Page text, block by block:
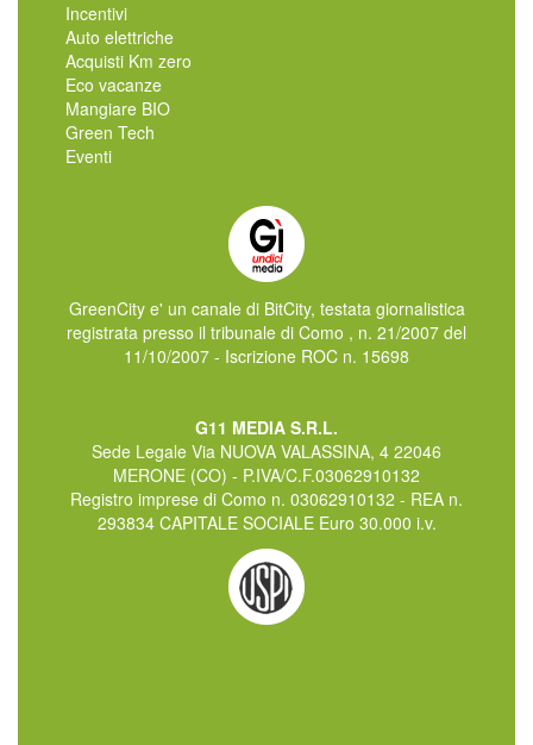
Incentivi
Auto elettriche
Acquisti Km zero
Eco vacanze
Mangiare BIO
Green Tech
Eventi
GreenCity e' un canale di BitCity, testata giornalistica
registrata presso il tribunale di Como , n. 21/2007 del
11/10/2007 - Iscrizione ROC n. 15698
G11 MEDIA S.R.L.
Sede Legale Via NUOVA VALASSINA, 4 22046
MERONE (CO) - P.IVA/C.F.03062910132
Registro imprese di Como n. 03062910132 - REA n.
293834 CAPITALE SOCIALE Euro 30.000 i.v.